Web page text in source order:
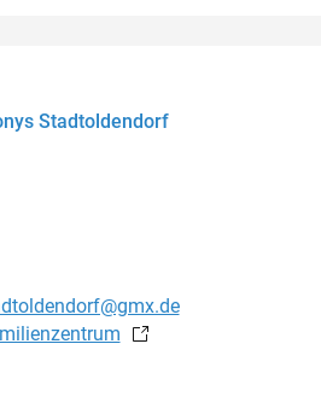
Stadtoldendorf